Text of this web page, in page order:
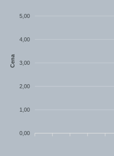
5,00
4,00
3,00
2,00
1,00
0,00
Cena